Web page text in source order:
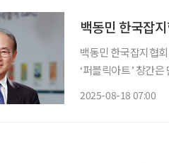
백동민 한국잡
백동민 한국잡지협회
‘퍼블릭아트’ 창간
2025-08-18 07:00